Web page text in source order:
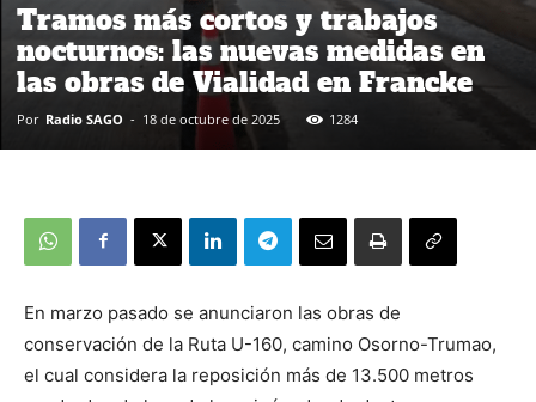
Tramos más cortos y trabajos
nocturnos: las nuevas medidas en
las obras de Vialidad en Francke
Por Radio SAGO - 18 de octubre de 2025 1284
En marzo pasado se anunciaron las obras de
conservación de la Ruta U-160, camino Osorno-Trumao,
el cual considera la reposición más de 13.500 metros